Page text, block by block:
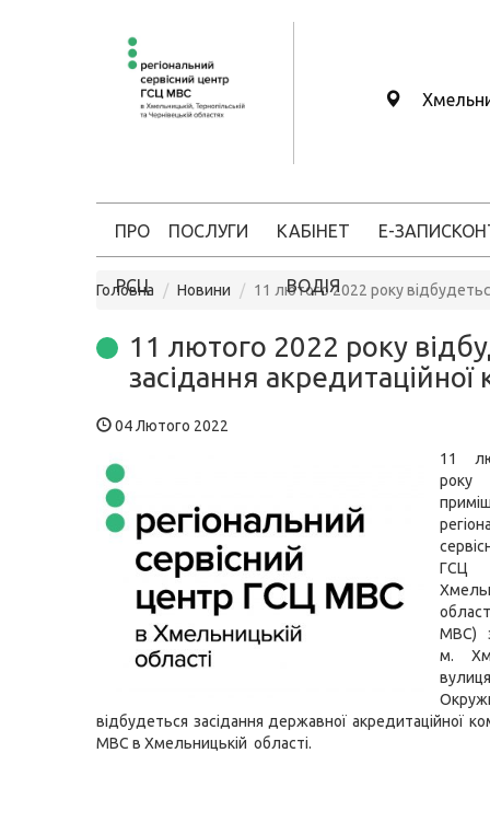
ПРО
РСЦ
ПОСЛУГИ КАБІНЕТ
ВОДІЯ
Е-ЗАПИС
Головна Новини 11 лютого 2022 року
11 лютого 2022 року
засідання акредитаційної
04 Лютого 2022
11
МВС)
м.
відбудеться засідання державної акредитаційної
МВС в Хмельницькій області.